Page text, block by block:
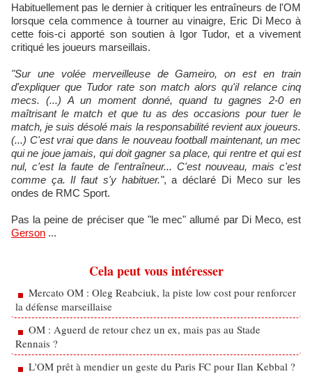
Habituellement pas le dernier à critiquer les entraîneurs de l'OM
lorsque cela commence à tourner au vinaigre, Eric Di Meco à
cette fois-ci apporté son soutien à Igor Tudor, et a vivement
critiqué les joueurs marseillais.
"Sur une volée merveilleuse de Gameiro, on est en train
d'expliquer que Tudor rate son match alors qu'il relance cinq
mecs. (...) A un moment donné, quand tu gagnes 2-0 en
maîtrisant le match et que tu as des occasions pour tuer le
match, je suis désolé mais la responsabilité revient aux joueurs.
(...) C'est vrai que dans le nouveau football maintenant, un mec
qui ne joue jamais, qui doit gagner sa place, qui rentre et qui est
nul, c'est la faute de l'entraîneur... C'est nouveau, mais c'est
comme ça. Il faut s'y habituer.", a déclaré Di Meco sur les
ondes de RMC Sport.
Pas la peine de préciser que "le mec" allumé par Di Meco, est
Gerson ...
Cela peut vous intéresser
Mercato OM : Oleg Reabciuk, la piste low cost pour renforcer
la défense marseillaise
OM : Aguerd de retour chez un ex, mais pas au Stade
Rennais ?
L'OM prêt à mendier un geste du Paris FC pour Ilan Kebbal ?